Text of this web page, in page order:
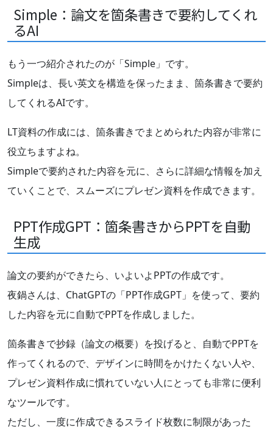
Simple：論文を箇条書きで要約してくれ
るAI
もう一つ紹介されたのが「Simple」です。
Simpleは、長い英文を構造を保ったまま、箇条書きで要約
してくれるAIです。
LT資料の作成には、箇条書きでまとめられた内容が非常に
役立ちますよね。
Simpleで要約された内容を元に、さらに詳細な情報を加え
ていくことで、スムーズにプレゼン資料を作成できます。
PPT作成GPT：箇条書きからPPTを自動
生成
論文の要約ができたら、いよいよPPTの作成です。
夜鍋さんは、ChatGPTの「PPT作成GPT」を使って、要約
した内容を元に自動でPPTを作成しました。
箇条書きで抄録（論文の概要）を投げると、自動でPPTを
作ってくれるので、デザインに時間をかけたくない人や、
プレゼン資料作成に慣れていない人にとっても非常に便利
なツールです。
ただし、一度に作成できるスライド枚数に制限があった